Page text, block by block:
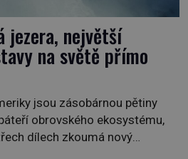
jezera, největší
na světě přímo
jsou zásobárnou pětiny
obrovského ekosystému,
dílech zkoumá nový